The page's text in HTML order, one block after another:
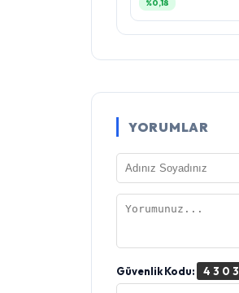
%0,18
YORUMLAR
Güvenlik Kodu: 4303